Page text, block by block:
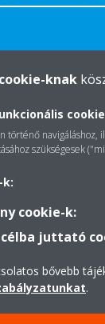
cookie-knak
történő navigáláshoz,
szükségesek
k:
cookie-k:
juttató
bővebb
.